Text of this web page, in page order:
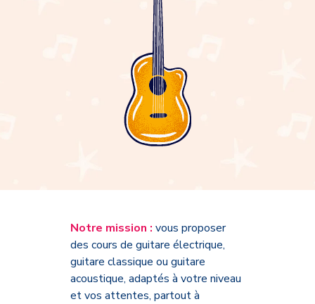
Notre mission : vous proposer
des cours de guitare électrique,
guitare classique ou guitare
acoustique, adaptés à votre niveau
et vos attentes, partout à